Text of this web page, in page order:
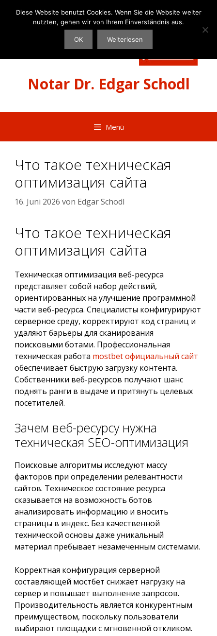
Inhalt
Notar Dr. Edgar Schodl
Menü
Что такое техническая
оптимизация сайта
16. Juni 2026 von Edgar Schodl
Что такое техническая
оптимизация сайта
Техническая оптимизация веб-ресурса
представляет собой набор действий,
ориентированных на улучшение программной
части веб-ресурса. Специалисты конфигурируют
серверное среду, корректируют код страниц и
удаляют барьеры для сканирования
поисковыми ботами. Профессиональная
техническая работа mostbet официальный сайт
обеспечивает быструю загрузку контента.
Собственники веб-ресурсов получают шанс
поднять ранги в выдаче и притянуть целевых
посетителей.
Зачем веб-ресурсу нужна
техническая SEO-оптимизация
Поисковые алгоритмы исследуют массу
факторов при определении релевантности
сайтов. Техническое состояние ресурса
сказывается на возможность ботов
анализировать информацию и вносить
страницы в индекс. Без качественной
технической основы даже уникальный
материал пребывает незамеченным системами.
Корректная конфигурация серверной
составляющей мостбет снижает нагрузку на
сервер и повышает выполнение запросов.
Производительность является конкурентным
преимуществом, поскольку пользователи
выбирают площадки с мгновенной откликом.
Diese Website benutzt Cookies. Wenn Sie die Website weiter
nutzten, gehen wir von Ihrem Einverständnis aus.
OK Weiterlesen